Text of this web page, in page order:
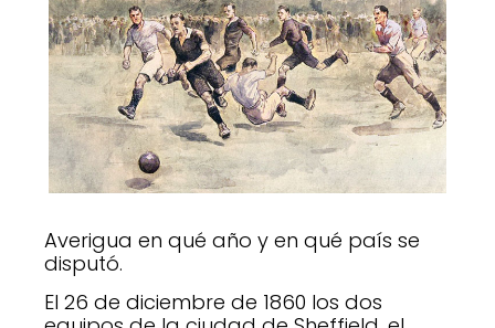
Averigua en qué año y en qué país se
disputó.
El 26 de diciembre de 1860 los dos